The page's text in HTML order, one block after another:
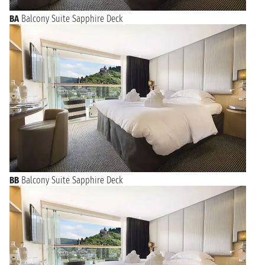
BA Balcony Suite Sapphire Deck
BB Balcony Suite Sapphire Deck